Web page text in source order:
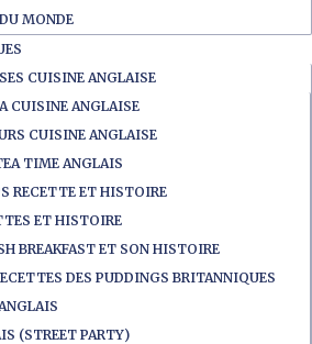
MONDE
CUISINE ANGLAISE
CUISINE ANGLAISE
CUISINE ANGLAISE
TIME ANGLAIS
RECETTE ET HISTOIRE
ET HISTOIRE
BREAKFAST ET SON HISTOIRE
DES PUDDINGS BRITANNIQUES
(STREET PARTY)